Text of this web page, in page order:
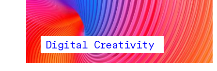
Digital Creativity